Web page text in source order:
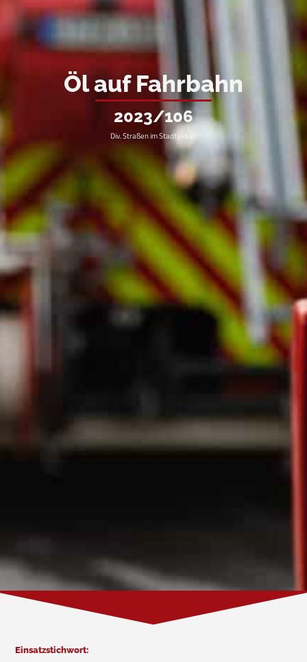
Öl auf Fahrbahn
2023/106
Div. Straßen im Stadtgebiet
Einsatzstichwort: